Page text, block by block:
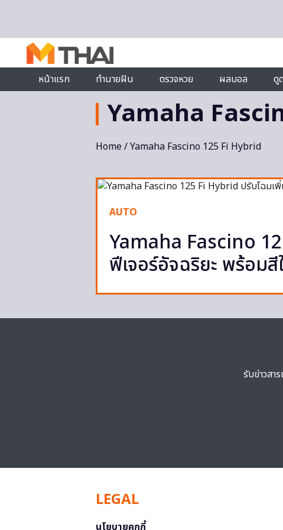
หน้าแรก
ทำนายฝัน ตรวจหวย ผลบอล ดู
Yamaha
Home/ Yamaha Fascino 125 Fi Hybrid
AUTO
Yamaha Fascino
ฟีเจอร์อัจฉริยะ พร้อมสี
รับข่าวสา
LEGAL
นโยบายคุกกี้